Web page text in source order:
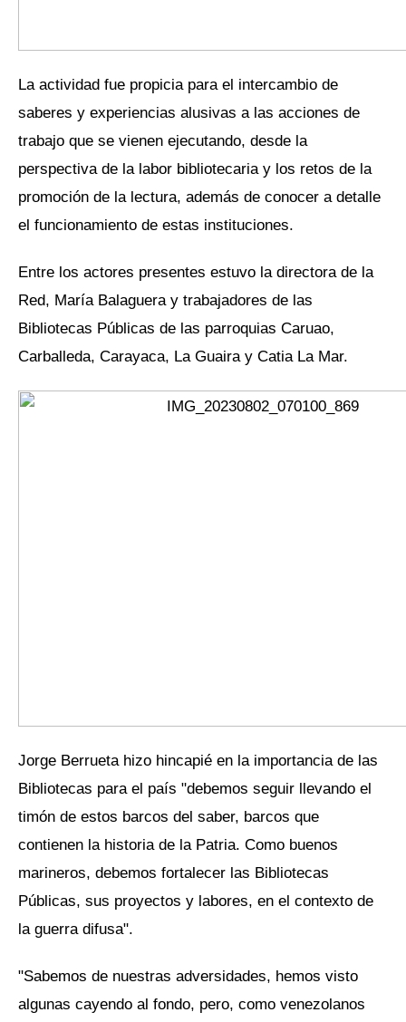
La actividad fue propicia para el intercambio de
saberes y experiencias alusivas a las acciones de
trabajo que se vienen ejecutando, desde la
perspectiva de la labor bibliotecaria y los retos de la
promoción de la lectura, además de conocer a detalle
el funcionamiento de estas instituciones.
Entre los actores presentes estuvo la directora de la
Red, María Balaguera y trabajadores de las
Bibliotecas Públicas de las parroquias Caruao,
Carballeda, Carayaca, La Guaira y Catia La Mar.
Jorge Berrueta hizo hincapié en la importancia de las
Bibliotecas para el país "debemos seguir llevando el
timón de estos barcos del saber, barcos que
contienen la historia de la Patria. Como buenos
marineros, debemos fortalecer las Bibliotecas
Públicas, sus proyectos y labores, en el contexto de
la guerra difusa".
"Sabemos de nuestras adversidades, hemos visto
algunas cayendo al fondo, pero, como venezolanos